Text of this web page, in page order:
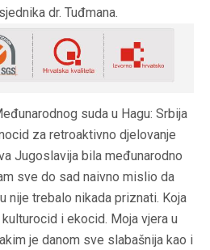
dr. Tuđmana.
suda u Hagu: Srbija
za retroaktivno djelovanje
Jugoslavija bila međunarodno
sve do sad naivno mislio da
nije trebalo nikada priznati. Koja
i ekocid. Moja vjera u
je danom sve slabašnija kao i